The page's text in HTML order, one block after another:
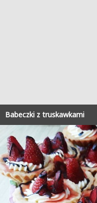
Babeczki z truskawkami